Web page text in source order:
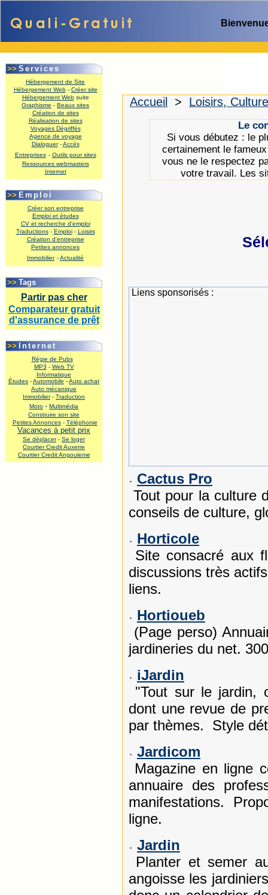
>> Services
Hébergement de Site
Hébergement Web- Créer site
Hébergement Websuite
Graphisme - Beaux sites
Création de sites
Réalisation de sites
Voyages Dégriffés
Agence de voyage
Dialoguer-Accès
Entreprises - Outils pour sites
Ressources webmasters
Internet
>> Emploi
Créer son entreprise
Emploi et études
CV et recherche d'emploi
Traductions- Emploi- Loisirs
Création d'entreprise
Petites annonces
Immobilier -Actualité
>> Tags
Partir pas cher
Comparateur gratuit
d'assurance de prêt
>> Internet
Régie de Pubs
MP3 - Web TV
Informatique
Études -Automobile -Auto achat
Auto mécanique
Immobilier- Traduction
Moto - Multimédia
Construire son site
Petites Annonces- Téléphonie
Vacances à petit prix
Se déplacer- Se loger
Courtier Credit Auxerre
Courtier Credit Angouleme
Accueil > Loisirs,
Le
Si vous débutez : le
certainement le
vous ne le respectez
votre travail. Les
Liens sponsorisés :
Cactus Pro
Tout pour la culture
conseils de culture,
Horticole
Site consacré aux
discussions très
liens.
Hortioueb
(Page perso)
jardineries du net.
iJardin
"Tout sur le jardin,
dont une revue de
par thèmes. Style
Jardicom
Magazine en ligne
annuaire des
manifestations.
ligne.
Jardin
Planter et semer
angoisse les